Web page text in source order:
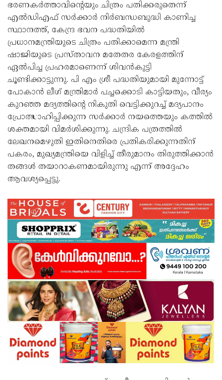
ഭരണകര്‍ത്താവിന്റെയും ചിത്രം പതിക്കരുതെന്ന്
എല്‍ഡിഎഫ് സര്‍ക്കാര്‍ നിര്‍ബന്ധബുദ്ധി കാണിച്ച
സ്ഥാനത്ത്, കേന്ദ്ര ഭവന പദ്ധതിയില്‍
പ്രധാനമന്ത്രിയുടെ ചിത്രം പതിക്കാമെന്ന മന്ത്രി
ഷാജിയുടെ പ്രസ്താവന മതേതര കേരളത്തിന്
ഏല്‍പിച്ച പ്രഹരമാണെന്ന് ശിവന്‍കുട്ടി
ചൂണ്ടിക്കാട്ടുന്നു. പി എം ശ്രീ പദ്ധതിയുമായി മുന്നോട്ട്
പോകാന്‍ ലീഗ് മന്ത്രിമാര്‍ പച്ചക്കൊടി കാട്ടിയതും, വീര്യം
കുറഞ്ഞ മദ്യത്തിന്റെ നികുതി വെട്ടിക്കുറച്ച് മദ്യപാനം
പ്രോത്സാഹിപ്പിക്കുന്ന സര്‍ക്കാര്‍ നയത്തെയും കത്തില്‍
ശക്തമായി വിമര്‍ശിക്കുന്നു. ചന്ദ്രിക പത്രത്തില്‍
ലേഖനമെഴുതി ഇതിനെതിരെ പ്രതികരിക്കുന്നതിന്
പകരം, മുഖ്യമന്ത്രിയെ വിളിച്ച് തീരുമാനം തിരുത്തിക്കാന്‍
തങ്ങള്‍ തയാറാകണമായിരുന്നു എന്ന് അദ്ദേഹം
ആവശ്യപ്പെട്ടു.